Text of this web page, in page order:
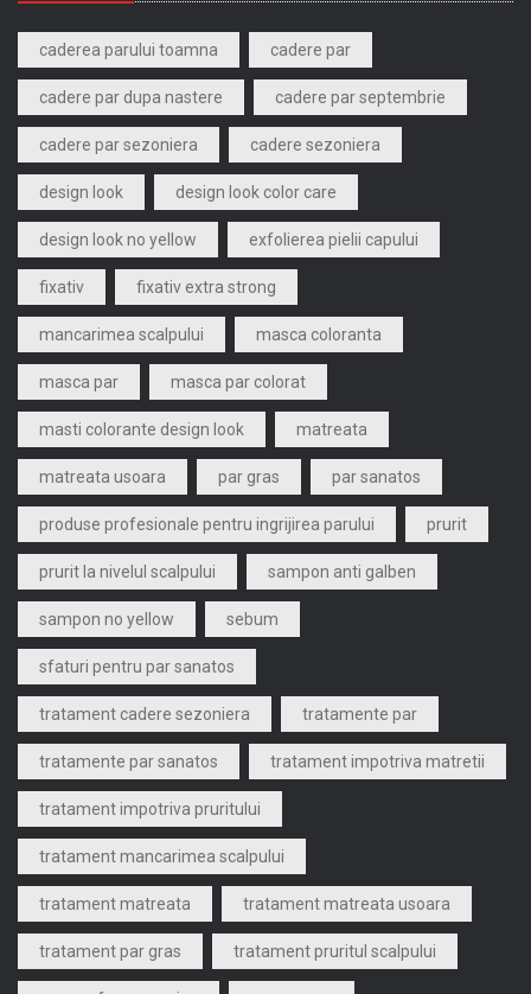
caderea parului toamna cadere par
cadere par dupa nastere cadere par septembrie
cadere par sezoniera cadere sezoniera
design look design look color care
design look no yellow exfolierea pielii capului
fixativ fixativ extra strong
mancarimea scalpului masca coloranta
masca par masca par colorat
masti colorante design look matreata
matreata usoara par gras par sanatos
produse profesionale pentru ingrijirea parului prurit
prurit la nivelul scalpului sampon anti galben
sampon no yellow sebum
sfaturi pentru par sanatos
tratament cadere sezoniera tratamente par
tratamente par sanatos tratament impotriva matretii
tratament impotriva pruritului
tratament mancarimea scalpului
tratament matreata tratament matreata usoara
tratament par gras tratament pruritul scalpului